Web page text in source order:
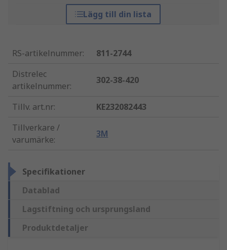
Lägg till din lista
RS-artikelnummer:
811-2744
Distrelec
artikelnummer:
302-38-420
Tillv. art.nr:
KE232082443
Tillverkare /
varumärke:
3M
Specifikationer
Datablad
Lagstiftning och ursprungsland
Produktdetaljer